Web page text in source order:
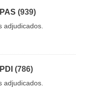
(939)
adjudicados.
(786)
adjudicados.